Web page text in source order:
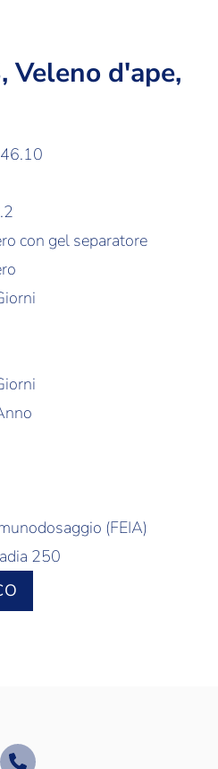
Veleno d'ape,
con gel separatore
(FEIA)
250